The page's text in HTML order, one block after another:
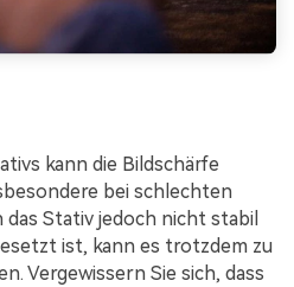
kann die Bildschärfe
bei schlechten
Stativ jedoch nicht stabil
ist, kann es trotzdem zu
Vergewissern Sie sich, dass